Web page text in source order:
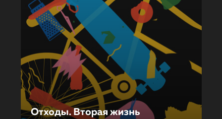
Отходы. Вторая жизнь